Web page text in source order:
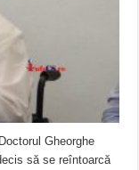
Gheorghe
să se reîntoarcă